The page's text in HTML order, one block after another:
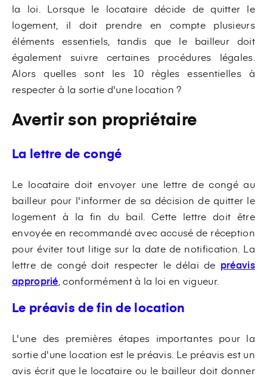
la loi. Lorsque le locataire décide de quitter le
logement, il doit prendre en compte plusieurs
éléments essentiels, tandis que le bailleur doit
également suivre certaines procédures légales.
Alors quelles sont les 10 règles essentielles à
respecter à la sortie d'une location ?
Avertir son propriétaire
La lettre de congé
Le locataire doit envoyer une lettre de congé au
bailleur pour l'informer de sa décision de quitter le
logement à la fin du bail. Cette lettre doit être
envoyée en recommandé avec accusé de réception
pour éviter tout litige sur la date de notification. La
lettre de congé doit respecter le délai de préavis
approprié , conformément à la loi en vigueur.
Le préavis de fin de location
L'une des premières étapes importantes pour la
sortie d'une location est le préavis. Le préavis est un
avis écrit que le locataire ou le bailleur doit donner